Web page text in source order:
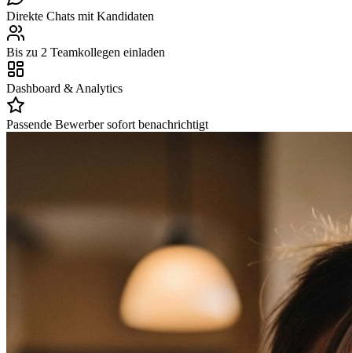
Direkte Chats mit Kandidaten
Bis zu 2 Teamkollegen einladen
Dashboard & Analytics
Passende Bewerber sofort benachrichtigt